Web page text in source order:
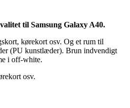
til Samsung Galaxy A40.
kørekort osv. Og et rum til
(PU kunstlæder). Brun indvendigt
i off-white.
osv.